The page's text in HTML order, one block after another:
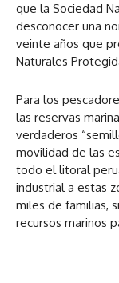
que la Sociedad
desconocer una
veinte años que
Naturales
Para los
las reservas
verdaderos
movilidad de las
todo el litoral
industrial a estas
miles de familias,
recursos marinos